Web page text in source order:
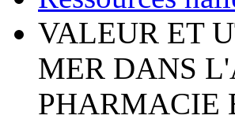
VALEUR ET
MER DANS
PHARMACIE